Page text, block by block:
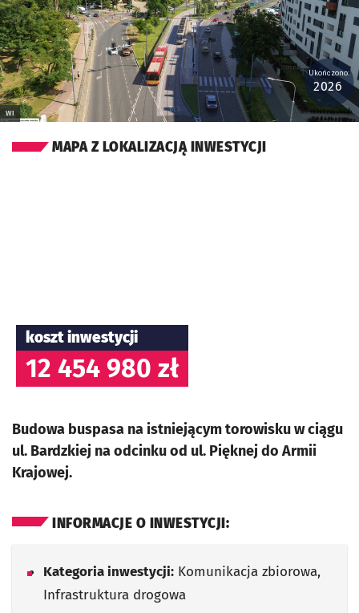
WI
Ukończono:
2026
MAPA Z LOKALIZACJĄ INWESTYCJI
koszt inwestycji
12 454 980 zł
Budowa buspasa na istniejącym torowisku w ciągu
ul. Bardzkiej na odcinku od ul. Pięknej do Armii
Krajowej.
INFORMACJE O INWESTYCJI:
Kategoria inwestycji: Komunikacja zbiorowa,
Infrastruktura drogowa